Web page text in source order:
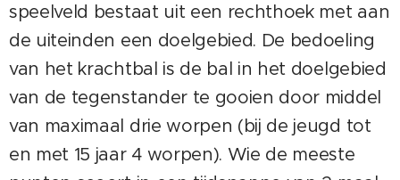
speelveld bestaat uit een rechthoek met aan
de uiteinden een doelgebied. De bedoeling
van het krachtbal is de bal in het doelgebied
van de tegenstander te gooien door middel
van maximaal drie worpen (bij de jeugd tot
en met 15 jaar 4 worpen). Wie de meeste